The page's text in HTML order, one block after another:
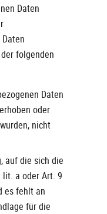
Daten
folgenden
Daten
oder
nicht
auf die sich die
lit. a oder Art. 9
es fehlt an
für die